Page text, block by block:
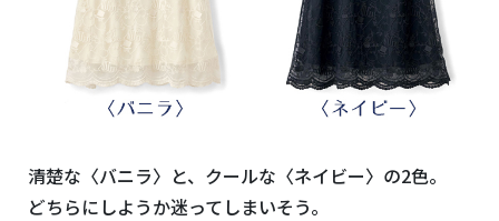
清楚な〈バニラ〉と、クールな〈ネイビー〉の2色。
どちらにしようか迷ってしまいそう。